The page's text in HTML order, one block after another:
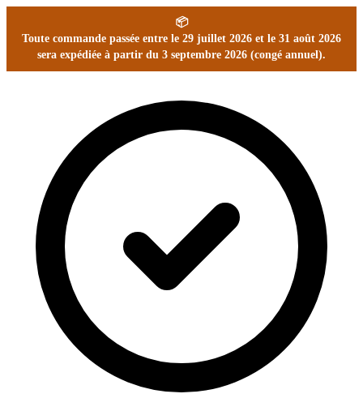
📦
Toute commande passée entre le 29 juillet 2026 et le 31 août 2026
sera expédiée à partir du 3 septembre 2026 (congé annuel).